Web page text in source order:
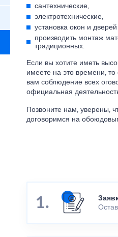
сантехнические,
электротехнические,
установка окон и дверей
производить монтаж
традиционных.
Если вы хотите иметь
имеете на это времени,
вам соблюдение всех
официальная
Позвоните нам, уверены,
договоримся на